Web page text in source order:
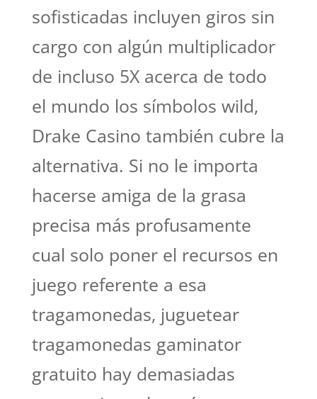
sofisticadas incluyen giros sin
cargo con algún multiplicador
de incluso 5X acerca de todo
el mundo los símbolos wild,
Drake Casino también cubre la
alternativa. Si no le importa
hacerse amiga de la grasa
precisa más profusamente
cual solo poner el recursos en
juego referente a esa
tragamonedas, juguetear
tragamonedas gaminator
gratuito hay demasiadas